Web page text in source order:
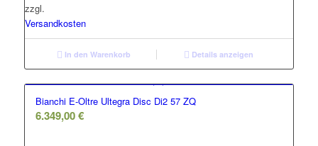
zzgl.
Versandkosten
In den Warenkorb Details anzeigen
Bianchi E-Oltre Ultegra Disc Di2 57 ZQ
6.349,00€